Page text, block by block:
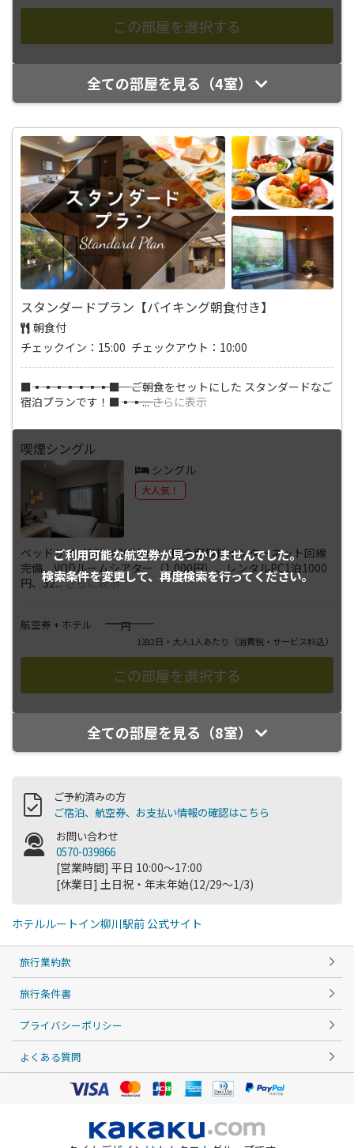
全ての部屋を見る（4室）
スタンダードプラン【バイキング朝食付き】
朝食付
チェックイン：15:00 チェックアウト：10:00
■―――▪―――▪―――▪―――▪―――▪―――▪―――▪―――■ ご朝食をセットにした スタンダードなご
宿泊プランです！■―――▪―――▪...さらに表示
ご利用可能な航空券が見つかりませんでした。
検索条件を変更して、 再度検索を行ってください。
喫煙シングル
シングル
大人気！
ベッドサイズ130×200(cm) ■全室無料インターネット回線
完備、VODルームシアター（1,000円）、レンタルPC1泊1000
円、32...さらに表示
航空券 + ホテル ――――円
1泊2日・大人1人あたり （消費税・サービス料込）
全ての部屋を見る（8室）
ご予約済みの方
ご宿泊、航空券、お支払い情報の確認はこちら
お問い合わせ
0570-039866
[営業時間] 平日 10:00～17:00
[休業日] 土日祝・年末年始(12/29～1/3)
ホテルルートイン柳川駅前 公式サイト
旅行業約款
旅行条件書
プライバシーポリシー
よくある質問